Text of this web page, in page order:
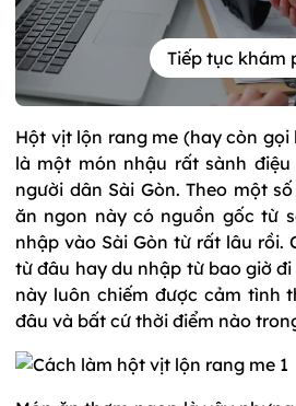
Tiếp tục khám
Hột vịt lộn rang me (hay còn
là một món nhậu rất sành
người dân Sài Gòn. Theo một
ăn ngon này có nguồn gốc từ
nhập vào Sài Gòn từ rất lâu rồi.
từ đâu hay du nhập từ bao giờ
này luôn chiếm được cảm tình
đâu và bất cứ thời điểm nào